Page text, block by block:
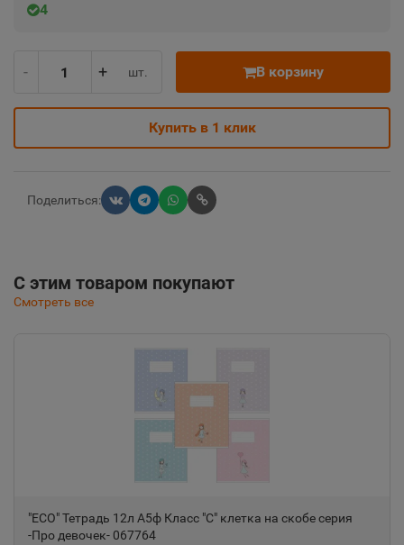
4
- + шт. В корзину
Купить в 1 клик
Поделиться:
С этим товаром покупают
Смотреть все
"ECO" Тетрадь 12л А5ф Класс "С" клетка на скобе серия
-Про девочек- 067764